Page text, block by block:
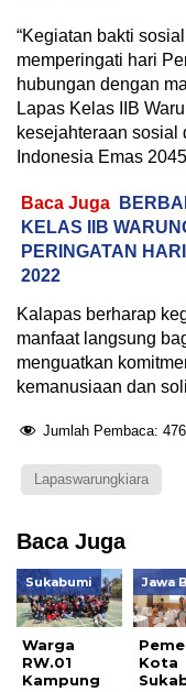
“Kegiatan bakti
memperingati hari
hubungan dengan
Lapas Kelas IIB
kesejahteraan sosial
Indonesia Emas
Baca Juga
KELAS IIB
PERINGATAN
2022
Kalapas berharap
manfaat langsung
menguatkan
kemanusiaan dan
Jumlah Pembaca: 476
Lapaswarungkiara
Baca Juga
Sukabumi
Warga
RW.01
Kampung
Jawa
Kota